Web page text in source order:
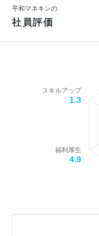
平和マネキンの
社員評価
福利厚生
4.9
スキルアップ
1.3